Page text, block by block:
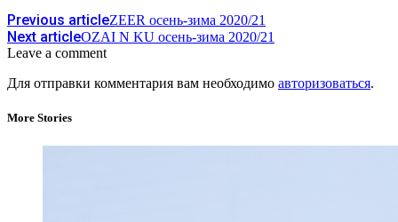
Previous articleZEER осень-зима 2020/21
Next articleOZAI N KU осень-зима 2020/21
Leave a comment
Для отправки комментария вам необходимо авторизоваться.
More Stories